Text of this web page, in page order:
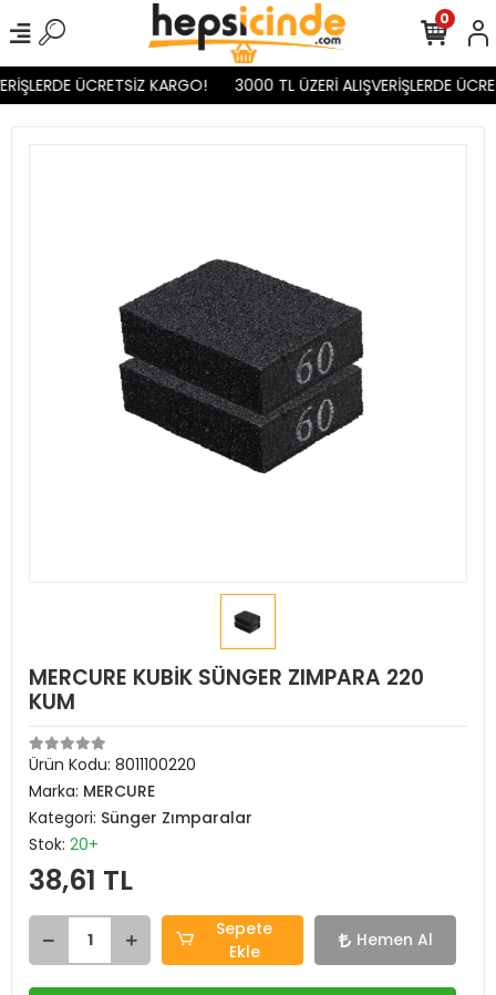
ÜCRETSİZ KARGO! 3000 TL ÜZERİ ALIŞVERİŞLERDE
0
MERCURE KUBİK SÜNGER ZIMPARA 220
KUM
Ürün Kodu: 8011100220
Marka: MERCURE
Kategori: Sünger Zımparalar
Stok: 20+
38,61 TL
Sepete
Ekle
Hemen Al